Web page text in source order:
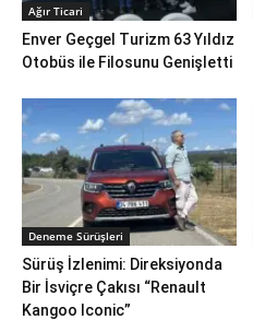
Ağır Ticari
Enver Geçgel Turizm 63 Yıldız
Otobüs ile Filosunu Genişletti
Deneme Sürüşleri
Sürüş İzlenimi: Direksiyonda
Bir İsviçre Çakısı “Renault
Kangoo Iconic”